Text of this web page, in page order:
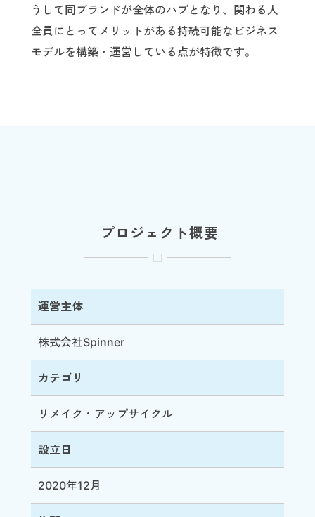
うして同ブランドが全体のハブとなり、関わる人
全員にとってメリットがある持続可能なビジネス
モデルを構築・運営している点が特徴です。
プロジェクト概要
運営主体
株式会社Spinner
カテゴリ
リメイク・アップサイクル
設立日
2020年12月